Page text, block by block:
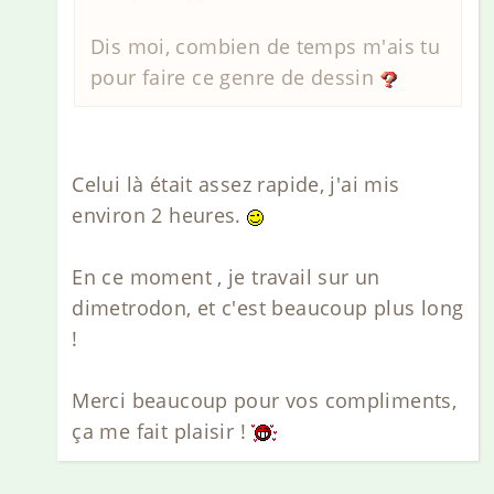
Dis moi, combien de temps m'ais tu
pour faire ce genre de dessin
Celui là était assez rapide, j'ai mis
environ 2 heures.
En ce moment , je travail sur un
dimetrodon, et c'est beaucoup plus long
!
Merci beaucoup pour vos compliments,
ça me fait plaisir !